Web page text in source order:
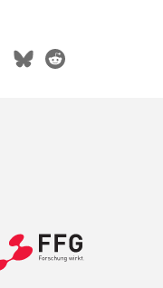
blueskyreddit